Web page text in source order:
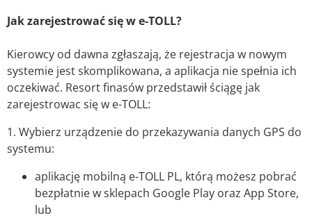
Jak zarejestrować się w e-TOLL?
Kierowcy od dawna zgłaszają, że rejestracja w nowym
systemie jest skomplikowana, a aplikacja nie spełnia ich
oczekiwać. Resort finasów przedstawił ściągę jak
zarejestrowac się w e-TOLL:
1. Wybierz urządzenie do przekazywania danych GPS do
systemu:
aplikację mobilną e-TOLL PL, którą możesz pobrać
bezpłatnie w sklepach Google Play oraz App Store,
lub